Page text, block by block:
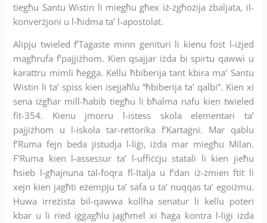
tiegħu Santu Wistin li miegħu għex iż-żgħożija żbaljata, il-
konverżjoni u l-ħidma ta’ l-apostolat.
Alipju twieled f’Tagaste minn ġenituri li kienu fost l-iżjed
magħrufa f’pajjiżhom. Kien qsajjar iżda bi spirtu qawwi u
karattru mimli ħeġġa. Kellu ħbiberija tant kbira ma’ Santu
Wistin li ta’ spiss kien isejjaħlu “ħbiberija ta’ qalbi”. Kien xi
sena iżgħar mill-ħabib tiegħu li bħalma nafu kien twieled
fit-354. Kienu jmorru l-istess skola elementari ta’
pajjiżhom u l-iskola tar-rettorika f’Kartaġni. Mar qablu
f’Ruma fejn beda jistudja l-liġi, iżda mar miegħu Milan.
F’Ruma kien l-assessur ta’ l-uffiċċju statali li kien jieħu
ħsieb l-għajnuna tal-foqra fl-Italja u f’dan iż-żmien ftit li
xejn kien jagħti eżempju ta’ safa u ta’ nuqqas ta’ egoiżmu.
Huwa irreżista bil-qawwa kollha senatur li kellu poteri
kbar u li ried iġġagħlu jagħmel xi ħaġa kontra l-liġi iżda